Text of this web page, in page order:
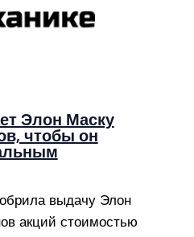
Элон Маску
чтобы он
выдачу Элон
акций стоимостью